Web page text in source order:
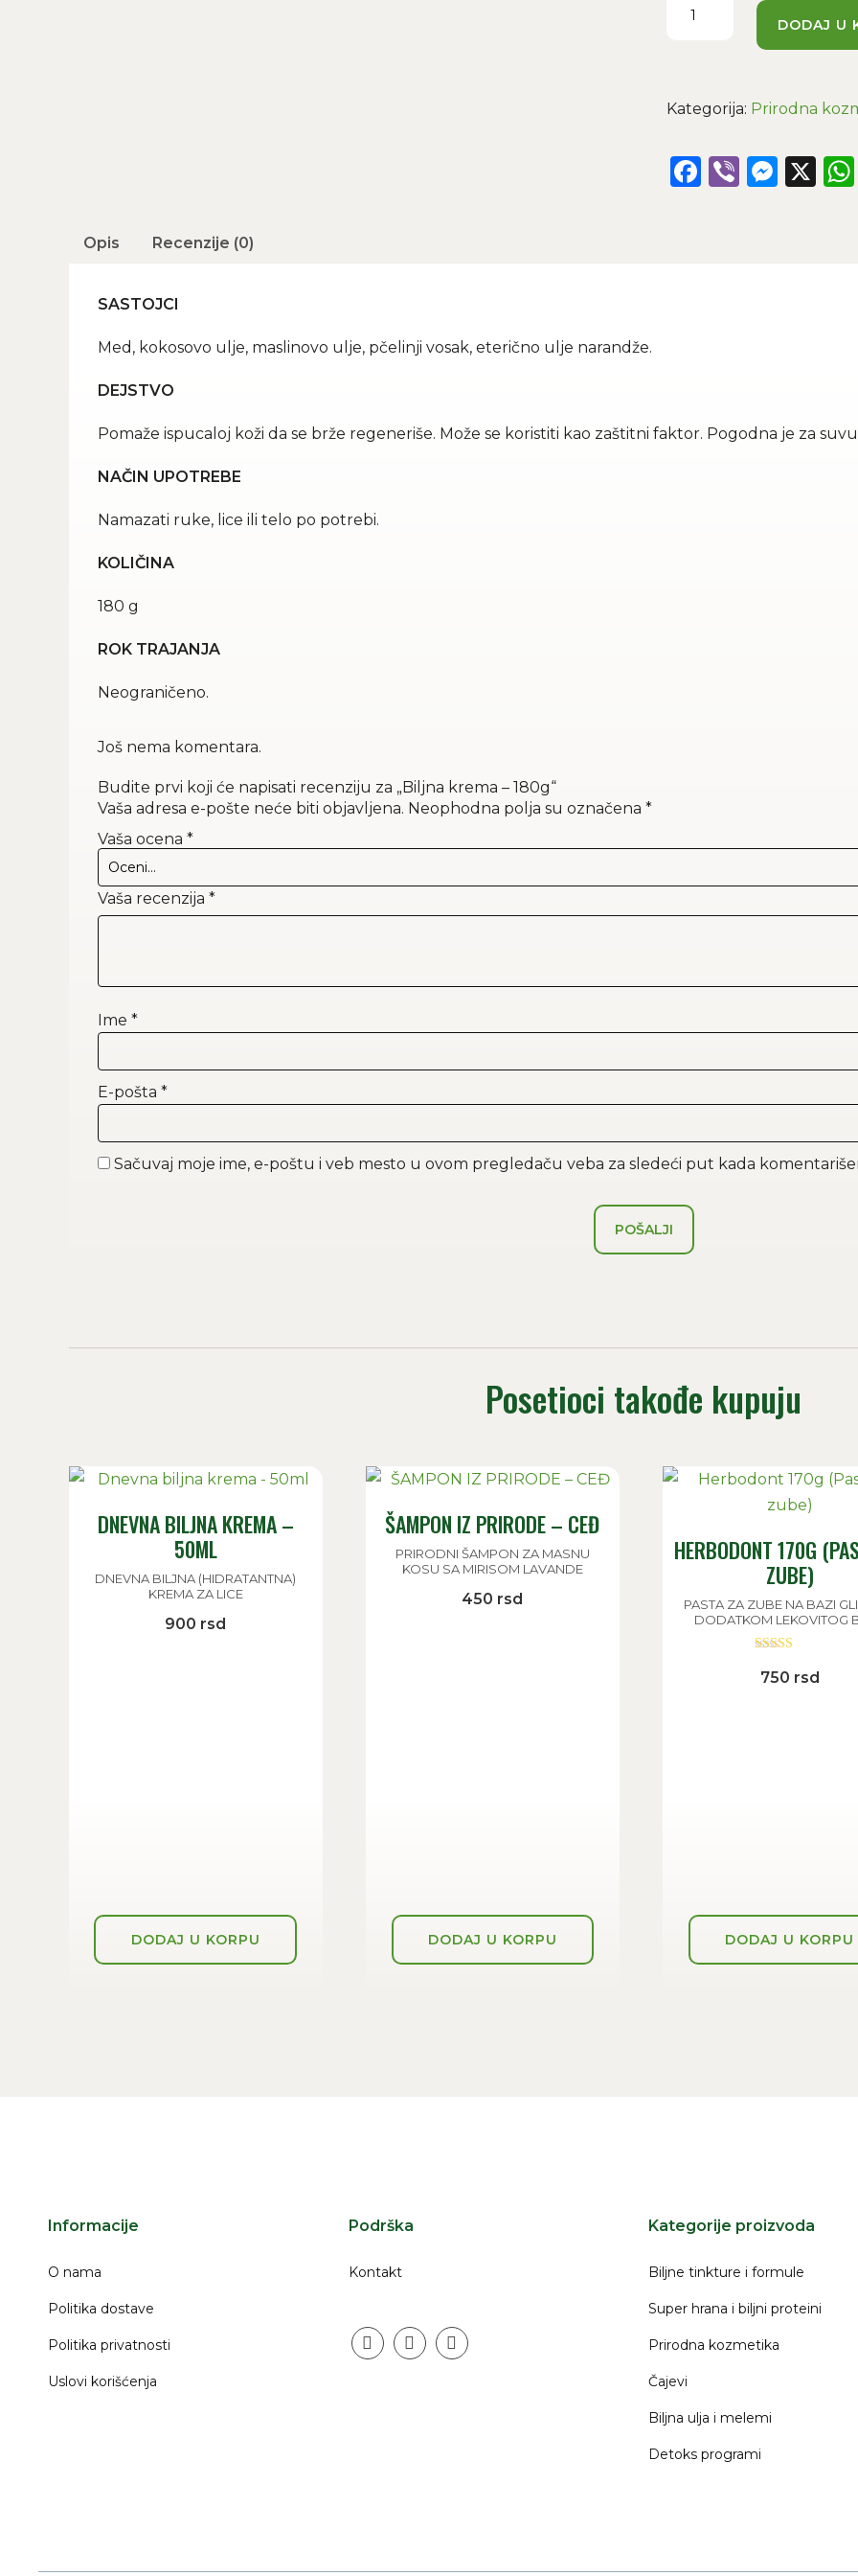
krema
DODAJ U
Kategorija: Prirodna
Facebook
Viber X
Opis Recenzije (0)
SASTOJCI
Med, kokosovo ulje, maslinovo ulje, pčelinji vosak, eterično ulje narandže.
DEJSTVO
Pomaže ispucaloj koži da se brže regeneriše. Može se koristiti kao zaštitni faktor. Pogodna je za
NAČIN UPOTREBE
Namazati ruke, lice ili telo po potrebi.
KOLIČINA
180 g
ROK TRAJANJA
Neograničeno.
Još nema komentara.
Budite prvi koji će napisati recenziju za „Biljna krema – 180g“
Vaša adresa e-pošte neće biti objavljena. Neophodna polja su označena *
Vaša ocena *
Vaša recenzija *
Ime *
E-pošta *
Sačuvaj moje ime, e-poštu i veb mesto u ovom pregledaču veba za sledeći put kada
Posetioci takođe kupuju
DNEVNA BILJNA KREMA –
50ML
DNEVNA BILJNA (HIDRATANTNA)
KREMA ZA LICE
900 rsd
DODAJ U KORPU
ŠAMPON IZ PRIRODE – CEĐ
PRIRODNI ŠAMPON ZA MASNU
KOSU SA MIRISOM LAVANDE
450 rsd
DODAJ U KORPU
HERBODONT 170G
ZUBE)
PASTA ZA ZUBE NA BAZI
DODATKOM LEKOVITOG
5.00
od 5
750 rsd
DODAJ U KORPU
Informacije
O nama
Politika dostave
Politika privatnosti
Uslovi korišćenja
Podrška
Kontakt
Kategorije proizvoda
Biljne tinkture i formule
Super hrana i biljni proteini
Prirodna kozmetika
Čajevi
Biljna ulja i melemi
Detoks programi